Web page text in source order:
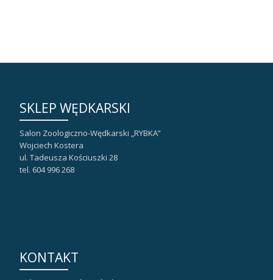
SKLEP WĘDKARSKI
Salon Zoologiczno-Wędkarski „RYBKA”
Wojciech Kostera
ul. Tadeusza Kościuszki 28
tel. 604 996 268
KONTAKT